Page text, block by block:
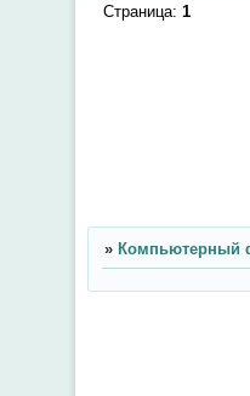
Страница: 1
» Компьютерный